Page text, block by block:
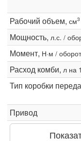
Рабочий объем, см3
Мощность, л.с. /
Момент, Н·м /
Расход комби, л на
Тип коробки
Привод